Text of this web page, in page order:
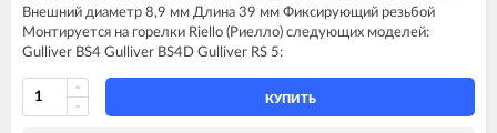
Внешний диаметр 8,9 мм Длина 39 мм Фиксирующий резьбой
Монтируется на горелки Riello (Риелло) следующих моделей:
Gulliver BS4 Gulliver BS4D Gulliver RS 5:
КУПИТЬ